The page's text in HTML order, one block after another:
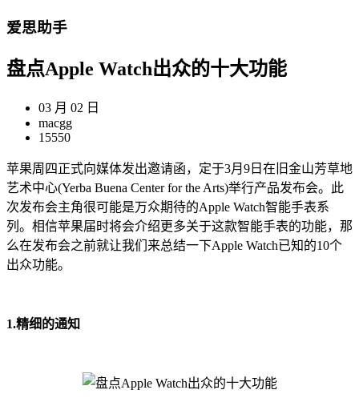
爱思助手
盘点Apple Watch出众的十大功能
03 月 02 日
macgg
15550
苹果周四正式向媒体发出邀请函，定于3月9日在旧金山芳草地
艺术中心(Yerba Buena Center for the Arts)举行产品发布会。此
次发布会主角很可能是万众期待的Apple Watch智能手表系
列。相信苹果届时将会介绍更多关于这款智能手表的功能，那
么在发布会之前就让我们来总结一下Apple Watch已知的10个
出众功能。
1.精细的通知